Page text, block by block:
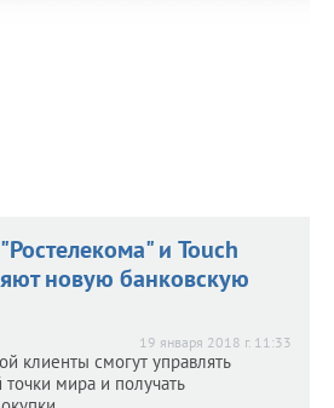
и Touch
новую банковскую
19 января 2018 г. 11:33
клиенты смогут управлять
мира и получать